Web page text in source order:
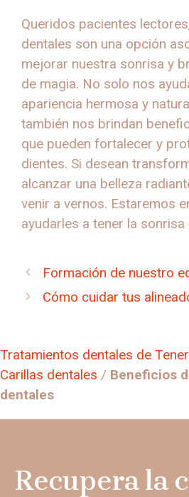
Queridos pacientes
dentales son una opción
mejorar nuestra sonrisa y
de magia. No solo nos
apariencia hermosa y
también nos brindan
que pueden fortalecer y
dientes. Si desean
alcanzar una belleza
venir a vernos. Estaremos
ayudarles a tener la sonrisa
Formación de nuestro
Cómo cuidar tus
Tratamientos dentales de
Carillas dentales / Beneficios
dentales
Recupera la